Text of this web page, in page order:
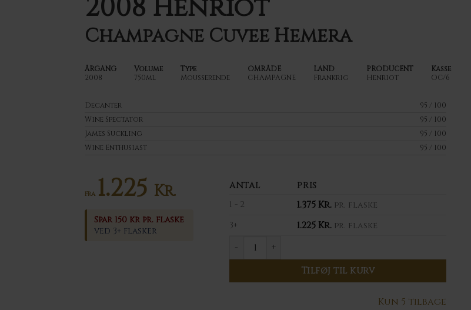
2008 Henriot
Champagne Cuvee Hemera
ÅRGANG
2008
Volume
750ml
Type
Mousserende
OMRÅDE
CHAMPAGNE
LAND
Frankrig
PRODUCENT
Henriot
Kasse
OC/6
Decanter
95 / 100
Wine Spectator
95 / 100
James Suckling
95 / 100
Wine Enthusiast
95 / 100
FRA 1.225 Kr.
Spar 150 kr pr. flaske
ved 3+ flasker
Kun 5 tilbage
ANTAL
PRIS
1 - 2
1.375 Kr. pr. flaske
3+
1.225 Kr. pr. flaske
2008 Henriot Champagne Cuvee Hemera antal
Tilføj til kurv